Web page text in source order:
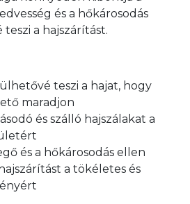
és a hőkárosodás
a hajszárítást.
teszi a hajat, hogy
maradjon
és szálló hajszálakat a
és a hőkárosodás ellen
a tökéletes és